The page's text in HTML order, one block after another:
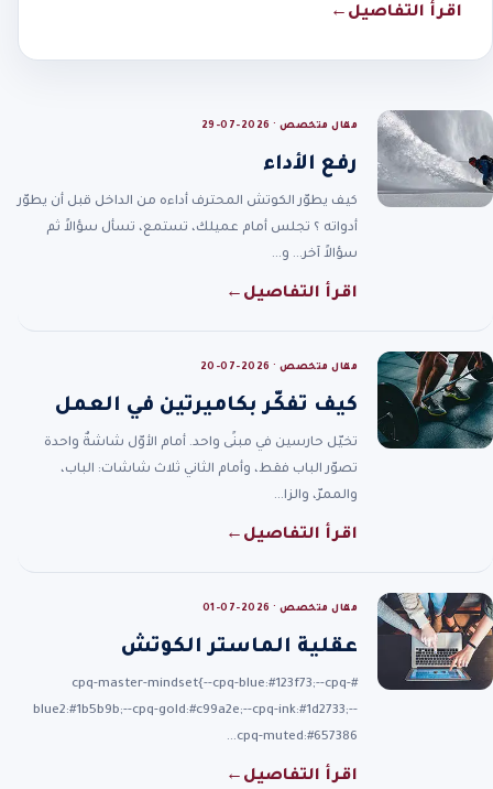
اقرأ التفاصيل ←
مقال متخصص · 2026-07-29
رفع الأداء
كيف يطوّر الكوتش المحترف أداءه من الداخل قبل أن يطوّر
أدواته ؟ تجلس أمام عميلك، تستمع، تسأل سؤالاً ثم
سؤالاً آخر… و…
اقرأ التفاصيل ←
مقال متخصص · 2026-07-20
كيف تفكّر بكاميرتين في العمل
تخيّل حارسين في مبنًى واحد. أمام الأوّل شاشةٌ واحدة
تصوّر الباب فقط، وأمام الثاني ثلاث شاشات: الباب،
والممرّ، والزا…
اقرأ التفاصيل ←
مقال متخصص · 2026-07-01
عقلية الماستر الكوتش
#cpq-master-mindset{--cpq-blue:#123f73;--cpq-
blue2:#1b5b9b;--cpq-gold:#c99a2e;--cpq-ink:#1d2733;--
cpq-muted:#657386…
اقرأ التفاصيل ←